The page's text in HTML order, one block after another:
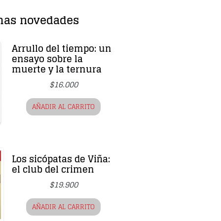
novedades
Arrullo del tiempo: un
ensayo sobre la
muerte y la ternura
$16.000
AÑADIR AL CARRITO
Los sicópatas de Viña:
el club del crimen
$19.900
AÑADIR AL CARRITO